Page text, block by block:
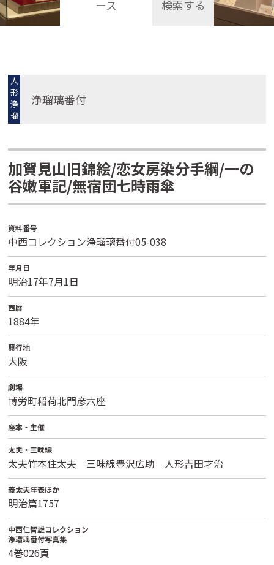
ース
検索する
人
形
浄
瑠
璃
浄瑠璃番付
加賀見山旧錦絵/恋女房染分手綱/一の
谷嫩軍記/無宿団七時雨傘
資料番号
中西コレクション浄瑠璃番付05-038
年月日
明治17年7月1日
西暦
1884年
興行地
大阪
劇場
博労町稲荷北門彦六座
座本・主催
太夫・三味線
太夫竹本住太夫 三味線豊沢広助 人形吉田才治
義太夫年表ほか
明治篇1757
中西仁智雄コレクション
浄瑠璃番付写真集
4巻026頁